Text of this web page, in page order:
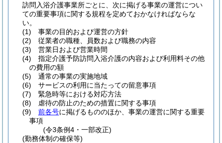
訪問入浴介護事業所ごとに、次に掲げる事業の運営につい
ての重要事項に関する規程を定めておかなければならな
い。
(1)
事業の目的および運営の方針
(2)
従業者の職種、員数および職務の内容
(3)
営業日および営業時間
(4)
指定介護予防訪問入浴介護の内容および利用料その他
の費用の額
(5)
通常の事業の実施地域
(6)
サービスの利用に当たっての留意事項
(7)
緊急時等における対応方法
(8)
虐待の防止のための措置に関する事項
(9)
前各号に掲げるもののほか、事業の運営に関する重要
事項
(令3条例4・一部改正)
(勤務体制の確保等)